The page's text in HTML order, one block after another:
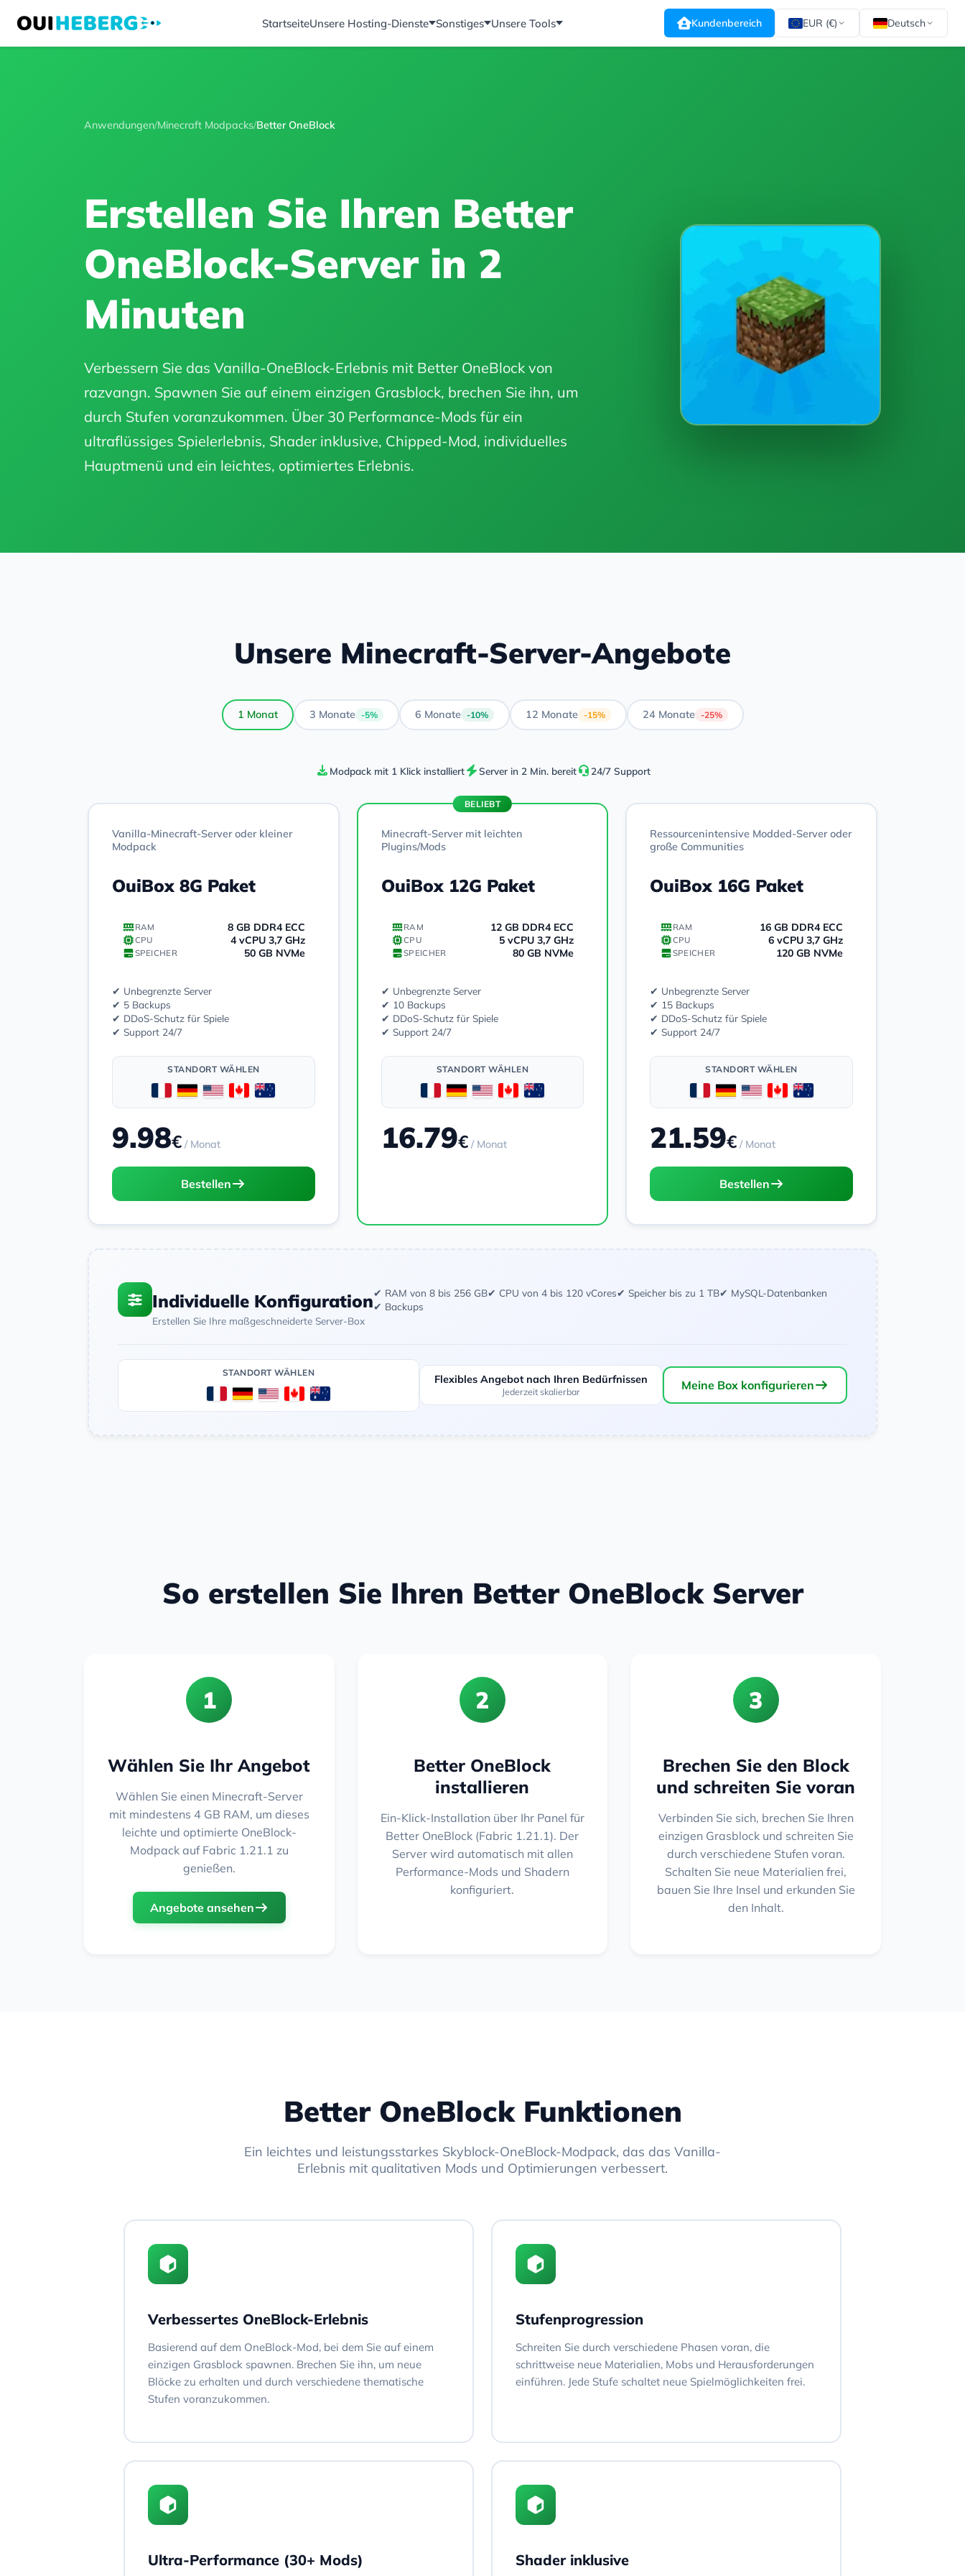
StartseiteUnsere Hosting-Dienste Sonstiges Unsere Tools Kundenbereich EUR (€) Deutsch
Anwendungen/Minecraft Modpacks/Better OneBlock
Erstellen Sie Ihren Better
OneBlock-Server in 2
Minuten
Verbessern Sie das Vanilla-OneBlock-Erlebnis mit Better OneBlock von
razvangn. Spawnen Sie auf einem einzigen Grasblock, brechen Sie ihn, um
durch Stufen voranzukommen. Über 30 Performance-Mods für ein
ultraflüssiges Spielerlebnis, Shader inklusive, Chipped-Mod, individuelles
Hauptmenü und ein leichtes, optimiertes Erlebnis.
Unsere Minecraft-Server-Angebote
1 Monat 3 Monate -5% 6 Monate -10% 12 Monate -15% 24 Monate -25%
Modpack mit 1 Klick installiert Server in 2 Min. bereit 24/7 Support
Vanilla-Minecraft-Server oder kleiner
Modpack
OuiBox 8G Paket
RAM 8 GB DDR4 ECC
CPU 4 vCPU 3,7 GHz
SPEICHER 50 GB NVMe
✔ Unbegrenzte Server
✔ 5 Backups
✔ DDoS-Schutz für Spiele
✔ Support 24/7
STANDORT WÄHLEN
9.98€ / Monat
Bestellen
BELIEBT
Minecraft-Server mit leichten
Plugins/Mods
OuiBox 12G Paket
RAM 12 GB DDR4 ECC
CPU 5 vCPU 3,7 GHz
SPEICHER 80 GB NVMe
✔ Unbegrenzte Server
✔ 10 Backups
✔ DDoS-Schutz für Spiele
✔ Support 24/7
STANDORT WÄHLEN
16.79€ / Monat
Ressourcenintensive Modded-Server oder
große Communities
OuiBox 16G Paket
RAM 16 GB DDR4 ECC
CPU 6 vCPU 3,7 GHz
SPEICHER 120 GB NVMe
✔ Unbegrenzte Server
✔ 15 Backups
✔ DDoS-Schutz für Spiele
✔ Support 24/7
STANDORT WÄHLEN
21.59€ / Monat
Bestellen
Individuelle Konfiguration
Erstellen Sie Ihre maßgeschneiderte Server-Box
✔ RAM von 8 bis 256 GB✔ CPU von 4 bis 120 vCores✔ Speicher bis zu 1 TB✔ MySQL-Datenbanken
✔ Backups
STANDORT WÄHLEN
Flexibles Angebot nach Ihren Bedürfnissen
Jederzeit skalierbar Meine Box konfigurieren
So erstellen Sie Ihren Better OneBlock Server
1
Wählen Sie Ihr Angebot
Wählen Sie einen Minecraft-Server
mit mindestens 4 GB RAM, um dieses
leichte und optimierte OneBlock-
Modpack auf Fabric 1.21.1 zu
genießen.
Angebote ansehen
2
Better OneBlock
installieren
Ein-Klick-Installation über Ihr Panel für
Better OneBlock (Fabric 1.21.1). Der
Server wird automatisch mit allen
Performance-Mods und Shadern
konfiguriert.
3
Brechen Sie den Block
und schreiten Sie voran
Verbinden Sie sich, brechen Sie Ihren
einzigen Grasblock und schreiten Sie
durch verschiedene Stufen voran.
Schalten Sie neue Materialien frei,
bauen Sie Ihre Insel und erkunden Sie
den Inhalt.
Better OneBlock Funktionen
Ein leichtes und leistungsstarkes Skyblock-OneBlock-Modpack, das das Vanilla-
Erlebnis mit qualitativen Mods und Optimierungen verbessert.
Verbessertes OneBlock-Erlebnis
Basierend auf dem OneBlock-Mod, bei dem Sie auf einem
einzigen Grasblock spawnen. Brechen Sie ihn, um neue
Blöcke zu erhalten und durch verschiedene thematische
Stufen voranzukommen.
Stufenprogression
Schreiten Sie durch verschiedene Phasen voran, die
schrittweise neue Materialien, Mobs und Herausforderungen
einführen. Jede Stufe schaltet neue Spielmöglichkeiten frei.
Ultra-Performance (30+ Mods) Shader inklusive